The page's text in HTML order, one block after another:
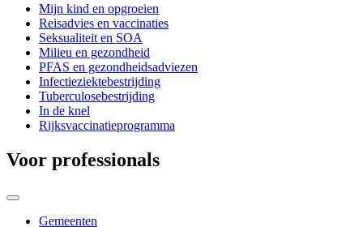
Mijn kind en opgroeien
Reisadvies en vaccinaties
Seksualiteit en SOA
Milieu en gezondheid
PFAS en gezondheidsadviezen
Infectieziektebestrijding
Tuberculosebestrijding
In de knel
Rijksvaccinatieprogramma
Voor professionals
Gemeenten